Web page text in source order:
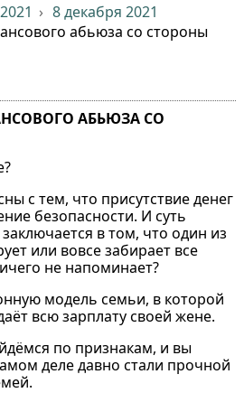
8 декабря 2021
абьюза со стороны
АБЬЮЗА СО
с тем, что присутствие денег
безопасности. И суть
в том, что один из
или вовсе забирает все
не напоминает?
модель семьи, в которой
всю зарплату своей жене.
по признакам, и вы
деле давно стали прочной